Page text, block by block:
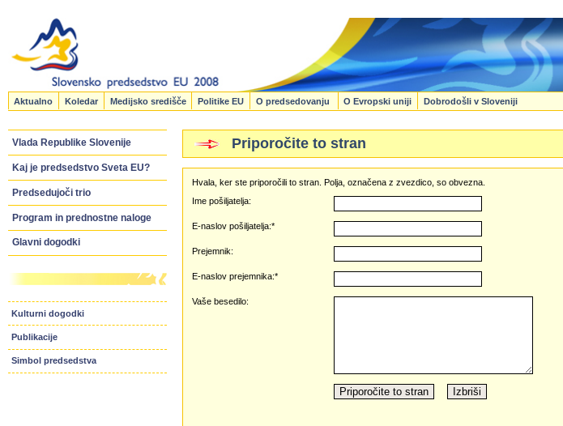
Aktualno Koledar Medijsko središče Politike EU O predsedovanju O Evropski uniji Dobrodošli v Sloveniji
Vlada Republike Slovenije
Kaj je predsedstvo Sveta EU?
Predsedujoči trio
Program in prednostne naloge
Glavni dogodki
Kulturni dogodki
Publikacije
Simbol predsedstva
Priporočite to stran
Hvala, ker ste priporočili to stran. Polja, označena z zvezdico, so obvezna.
Ime pošiljatelja:
E-naslov pošiljatelja:*
Prejemnik:
E-naslov prejemnika:*
Vaše besedilo: